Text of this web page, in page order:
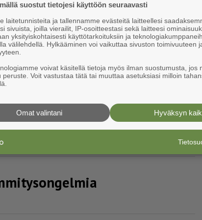
hampaalla
ka­la­päi­vää
Pot­te­rei­ta
suostut tietojesi käyttöön seuraavasti
laitetunnisteita ja tallennamme evästeitä laitteellesi
sivuista, joilla vierailit, IP-osoitteestasi sekä laitteesi
yksityiskohtaisesti käyttötarkoituksiin ja
välilehdellä. Hylkääminen voi vaikuttaa sivuston toimivuuteen
voivat käsitellä tietoja myös ilman suostumusta, jos
peruste. Voit vastustaa tätä tai muuttaa asetuksiasi milloin
Hyväksyn
Omat valintani